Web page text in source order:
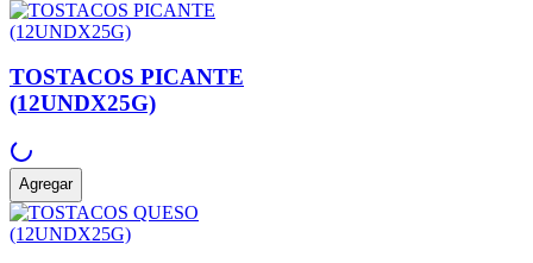
TOSTACOS PICANTE
(12UNDX25G)
Agregar